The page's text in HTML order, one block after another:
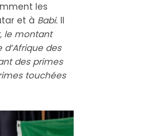
les
et à Babi. Il
le montant
des
des primes
touchées